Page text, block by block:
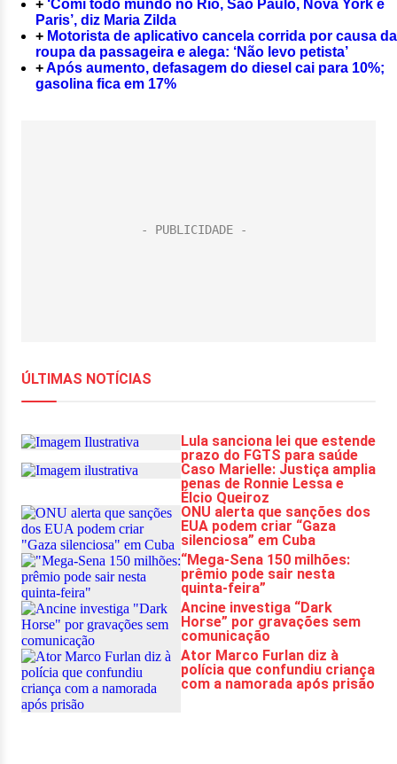
+ ‘Comi todo mundo no Rio, São Paulo, Nova York e
Paris’, diz Maria Zilda
+ Motorista de aplicativo cancela corrida por causa da
roupa da passageira e alega: ‘Não levo petista’
+Após aumento, defasagem do diesel cai para 10%;
gasolina fica em 17%